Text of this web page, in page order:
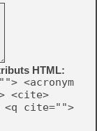
HTML:
<acronym
<cite>
<q cite="">